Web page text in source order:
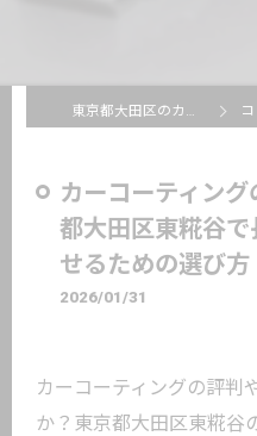
東京都大田区のカーコーティングならSTEALTH ARMOR WORKS コラム
カーコーティン
都大田区東糀谷
せるための選び方
2026/01/31
カーコーティングの評判
か？東京都大田区東糀谷